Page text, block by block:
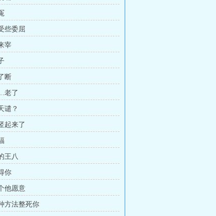
些委屈
宰
断
老了
谴？
起来了
王八
你
他愿意
方法整死你